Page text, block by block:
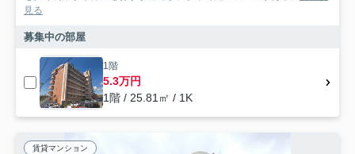
見る
募集中の部屋
1階
5.3万円
1階 / 25.81㎡ / 1K
賃貸マンション